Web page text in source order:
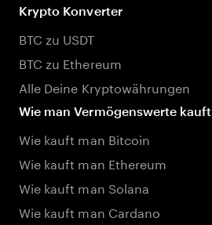
Krypto Konverter
BTC zu USDT
BTC zu Ethereum
Alle Deine Kryptowährungen
Wie man Vermögenswerte kauft
Wie kauft man Bitcoin
Wie kauft man Ethereum
Wie kauft man Solana
Wie kauft man Cardano